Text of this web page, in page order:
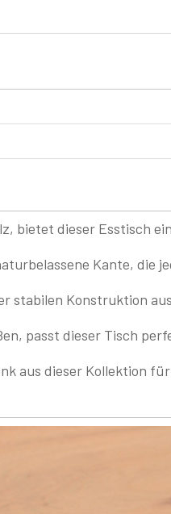
bietet dieser Esstisch
Kante, die
stabilen Konstruktion
passt dieser Tisch
aus dieser Kollektion